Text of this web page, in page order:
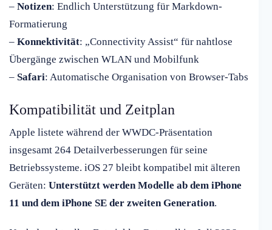
– Notizen: Endlich Unterstützung für Markdown-
Formatierung
– Konnektivität: „Connectivity Assist“ für nahtlose
Übergänge zwischen WLAN und Mobilfunk
– Safari: Automatische Organisation von Browser-Tabs
Kompatibilität und Zeitplan
Apple listete während der WWDC-Präsentation
insgesamt 264 Detailverbesserungen für seine
Betriebssysteme. iOS 27 bleibt kompatibel mit älteren
Geräten: Unterstützt werden Modelle ab dem iPhone
11 und dem iPhone SE der zweiten Generation.